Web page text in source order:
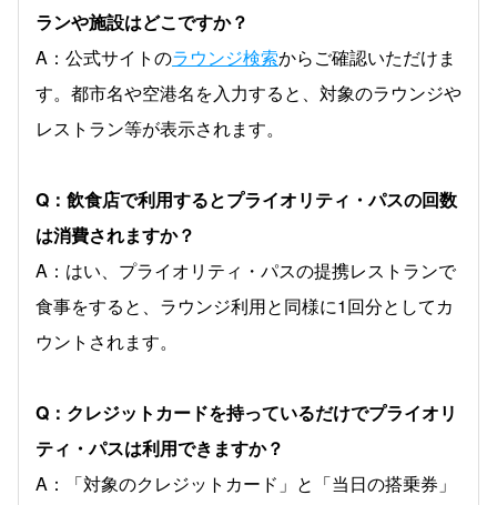
ランや施設はどこですか？
A：公式サイトのラウンジ検索からご確認いただけま
す。都市名や空港名を入力すると、対象のラウンジや
レストラン等が表示されます。
Q：飲食店で利用するとプライオリティ・パスの回数
は消費されますか？
A：はい、プライオリティ・パスの提携レストランで
食事をすると、ラウンジ利用と同様に1回分としてカ
ウントされます。
Q：クレジットカードを持っているだけでプライオリ
ティ・パスは利用できますか？
A：「対象のクレジットカード」と「当日の搭乗券」